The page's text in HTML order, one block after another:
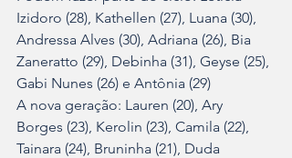
Izidoro (28), Kathellen (27), Luana (30),
Andressa Alves (30), Adriana (26), Bia
Zaneratto (29), Debinha (31), Geyse (25),
Gabi Nunes (26) e Antônia (29)
A nova geração: Lauren (20), Ary
Borges (23), Kerolin (23), Camila (22),
Tainara (24), Bruninha (21), Duda